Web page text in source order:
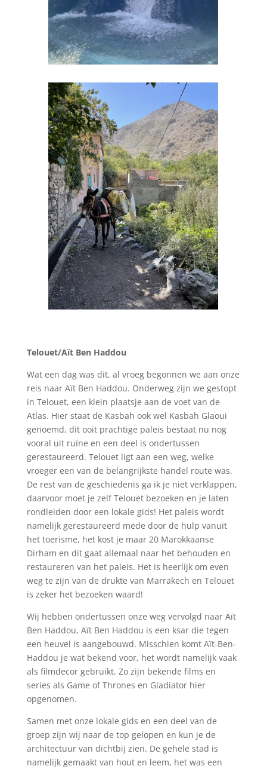
Telouet/Aït Ben Haddou
Wat een dag was dit, al vroeg begonnen we aan onze
reis naar Aït Ben Haddou. Onderweg zijn we gestopt
in Telouet, een klein plaatsje aan de voet van de
Atlas. Hier staat de Kasbah ook wel Kasbah Glaoui
genoemd, dit ooit prachtige paleis bestaat nu nog
vooral uit ruïne en een deel is ondertussen
gerestaureerd. Telouet ligt aan een weg, welke
vroeger een van de belangrijkste handel route was.
De rest van de geschiedenis ga ik je niet verklappen,
daarvoor moet je zelf Telouet bezoeken en je laten
rondleiden door een lokale gids! Het paleis wordt
namelijk gerestaureerd mede door de hulp vanuit
het toerisme, het kost je maar 20 Marokkaanse
Dirham en dit gaat allemaal naar het behouden en
restaureren van het paleis. Het is heerlijk om even
weg te zijn van de drukte van Marrakech en Telouet
is zeker het bezoeken waard!
Wij hebben ondertussen onze weg vervolgd naar Aït
Ben Haddou, Aït Ben Haddou is een ksar die tegen
een heuvel is aangebouwd. Misschien komt Aït-Ben-
Haddou je wat bekend voor, het wordt namelijk vaak
als filmdecor gebruikt. Zo zijn bekende films en
series als Game of Thrones en Gladiator hier
opgenomen.
Samen met onze lokale gids en een deel van de
groep zijn wij naar de top gelopen en kun je de
architectuur van dichtbij zien. De gehele stad is
namelijk gemaakt van hout en leem, het was een